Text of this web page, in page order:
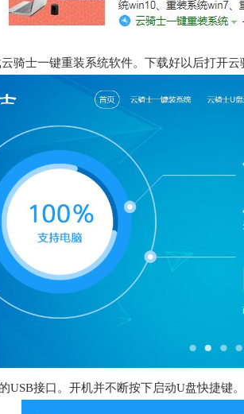
骑士一键重装系统软件。下载好以后打开云
USB接口。开机并不断按下启动U盘快捷键